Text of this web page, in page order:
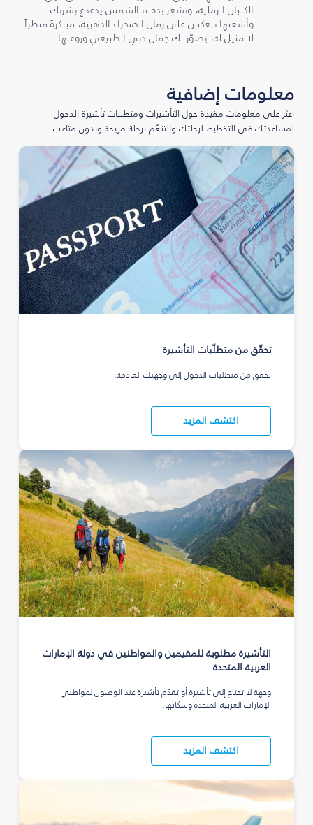
الكثبان الرملية، وتشعر بدفء الشمس يدغدغ بشرتك
وأشعتها تنعكس على رمال الصحراء الذهبية، مبتكرةً منظراً
لا مثيل له، يصوّر لك جمال دبي الطبيعي وروعتها.
معلومات إضافية
اعثر على معلومات مفيدة حول التأشيرات ومتطلبات تأشيرة الدخول
لمساعدتك في التخطيط لرحلتك والتنعّم برحلة مريحة وبدون متاعب.
تحقّق من متطلّبات التأشيرة
تحقق من متطلبات الدخول إلى وجهتك القادمة.
اكتشف المزيد
التأشيرة مطلوبة للمقيمين والمواطنين في دولة الإمارات
العربية المتحدة
وجهة لا تحتاج إلى تأشيرة أو تقدّم تأشيرة عند الوصول لمواطني
الإمارات العربية المتحدة وسكانها.
اكتشف المزيد